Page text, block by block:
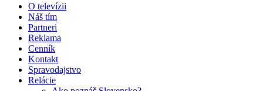
O televízii
Náš tím
Partneri
Reklama
Cenník
Kontakt
Spravodajstvo
Relácie